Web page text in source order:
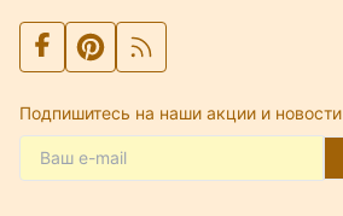
Подпишитесь на наши акции и новости